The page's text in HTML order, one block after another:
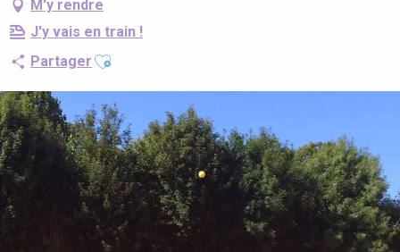
M'y rendre
J'y vais en train !
Partager Ajouter aux favoris